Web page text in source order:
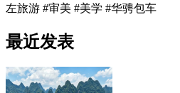
左旅游 #审美 #美学 #华骋包车
最近发表